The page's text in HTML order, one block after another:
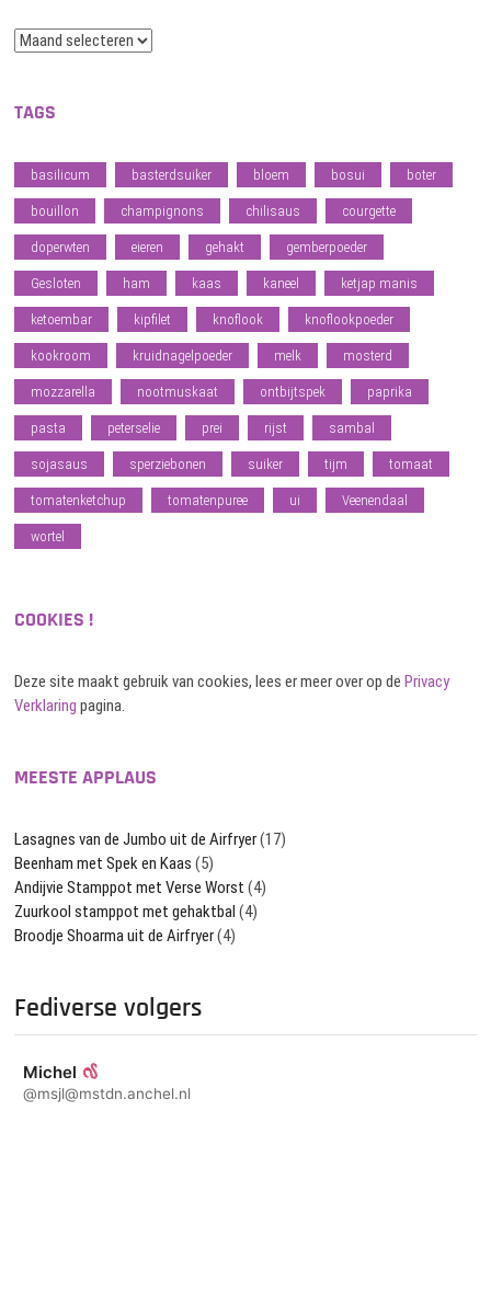
Archief
TAGS
basilicum basterdsuiker bloem bosui boter
bouillon champignons chilisaus courgette
doperwten eieren gehakt gemberpoeder
Gesloten ham kaas kaneel ketjap manis
ketoembar kipfilet knoflook knoflookpoeder
kookroom kruidnagelpoeder melk mosterd
mozzarella nootmuskaat ontbijtspek paprika
pasta peterselie prei rijst sambal
sojasaus sperziebonen suiker tijm tomaat
tomatenketchup tomatenpuree ui Veenendaal
wortel
COOKIES !
Deze site maakt gebruik van cookies, lees er meer over op dePrivacy
Verklaring pagina.
MEESTE APPLAUS
Lasagnes van de Jumbo uit de Airfryer(17)
Beenham met Spek en Kaas (5)
Andijvie Stamppot met Verse Worst (4)
Zuurkool stamppot met gehaktbal (4)
Broodje Shoarma uit de Airfryer(4)
Fediverse volgers
Michel
@msjl@mstdn.anchel.nl